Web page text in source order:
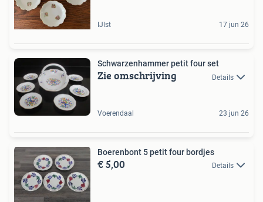
IJlst 17 jun 26
Schwarzenhammer petit four set
Zie omschrijving Details
Voerendaal 23 jun 26
Boerenbont 5 petit four bordjes
€ 5,00 Details